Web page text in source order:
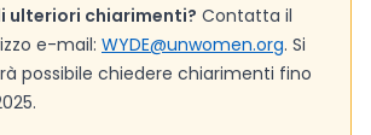
ulteriori chiarimenti? Contatta il
e-mail: WYDE@unwomen.org. Si
possibile chiedere chiarimenti fino